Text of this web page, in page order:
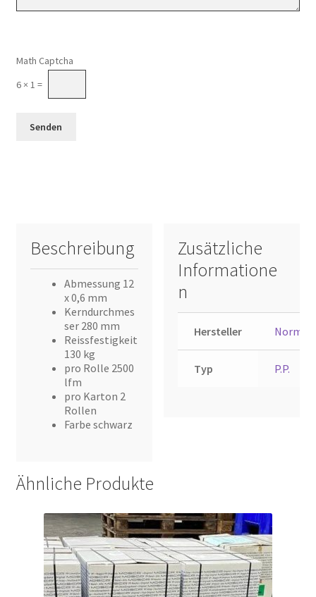
Math Captcha
6 × 1 =
Beschreibung
Abmessung 12
x 0,6 mm
Kerndurchmes
ser 280 mm
Reissfestigkeit
130 kg
pro Rolle 2500
lfm
pro Karton 2
Rollen
Farbe schwarz
Zusätzliche
Informatione
n
Hersteller
Typ P.P.
Ähnliche Produkte